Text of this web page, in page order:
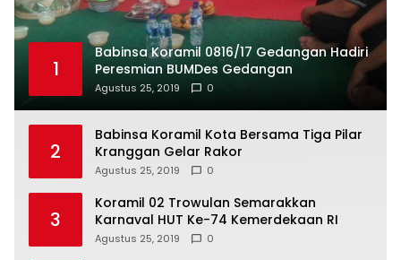
1
Babinsa Koramil 0816/17 Gedangan Hadiri
Peresmian BUMDes Gedangan
Agustus 25, 2019 0
2
Babinsa Koramil Kota Bersama Tiga Pilar
Kranggan Gelar Rakor
Agustus 25, 2019 0
3
Koramil 02 Trowulan Semarakkan
Karnaval HUT Ke-74 Kemerdekaan RI
Agustus 25, 2019 0